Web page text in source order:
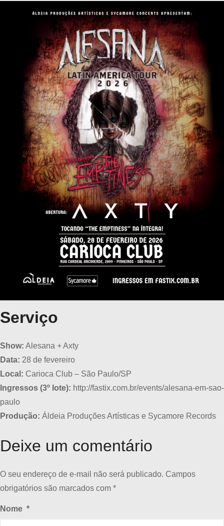
Serviço
Show: Alesana + Axty
Data: 28 de fevereiro
Local: Carioca Club – São Paulo/SP
Ingressos (3º lote): http://fastix.com.br/events/alesana-em-sao-
paulo
Produção: Áldeia Produções Artísticas e Sycamore Records
Deixe um comentário
O seu endereço de e-mail não será publicado. Campos
obrigatórios são marcados com *
Nome *